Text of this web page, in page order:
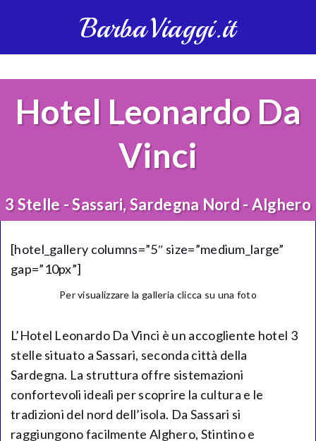
BarbaViaggi.it
Hotel Leonardo Da
Vinci
3 Stelle - Sassari, Sardegna Nord - Alghero
[hotel_gallery columns=”5″ size=”medium_large”
gap=”10px”]
Per visualizzare la galleria clicca su una foto
L’Hotel Leonardo Da Vinci è un accogliente hotel 3
stelle situato a Sassari, seconda città della
Sardegna. La struttura offre sistemazioni
confortevoli ideali per scoprire la cultura e le
tradizioni del nord dell’isola. Da Sassari si
raggiungono facilmente Alghero, Stintino e